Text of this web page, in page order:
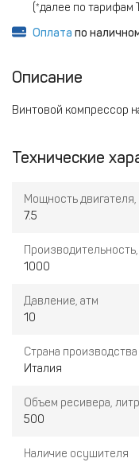
(*далее по тарифам
Оплата по
Описание
Винтовой компрессор
Технические
Мощность двигателя,
7.5
1000
Давление, атм
10
Страна производства
Италия
Объем ресивера,
500
Наличие осушителя